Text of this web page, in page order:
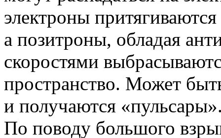
электроны
а позитроны, обладая
скоростями
пространство. Может
и получаются
По поводу большого